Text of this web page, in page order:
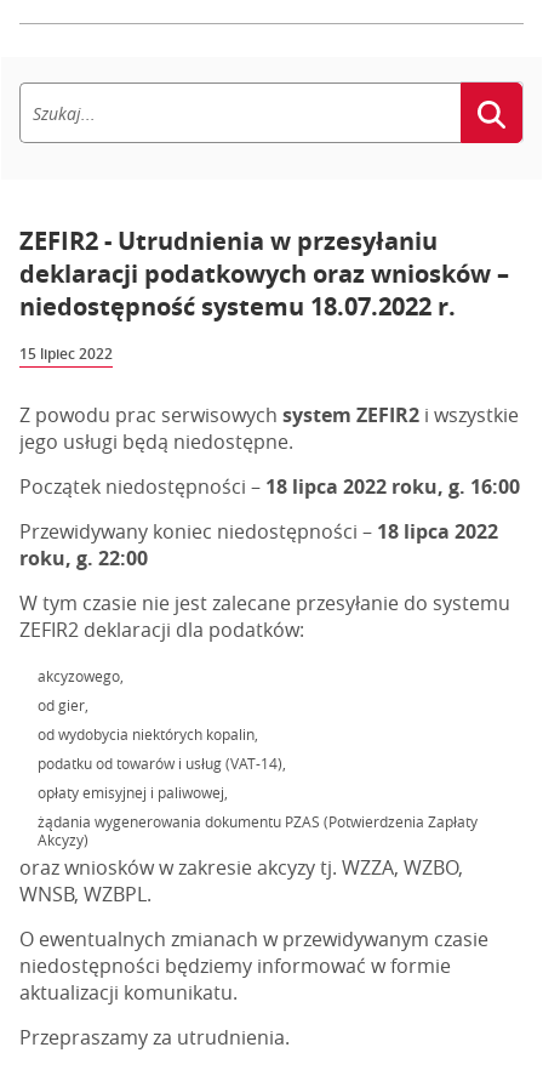
ZEFIR2 - Utrudnienia w przesyłaniu
deklaracji podatkowych oraz wniosków –
niedostępność systemu 18.07.2022 r.
15 lipiec 2022
Z powodu prac serwisowych system ZEFIR2 i wszystkie
jego usługi będą niedostępne.
Początek niedostępności – 18 lipca 2022 roku, g. 16:00
Przewidywany koniec niedostępności – 18 lipca 2022
roku, g. 22:00
W tym czasie nie jest zalecane przesyłanie do systemu
ZEFIR2 deklaracji dla podatków:
akcyzowego,
od gier,
od wydobycia niektórych kopalin,
podatku od towarów i usług (VAT-14),
opłaty emisyjnej i paliwowej,
żądania wygenerowania dokumentu PZAS (Potwierdzenia Zapłaty
Akcyzy)
oraz wniosków w zakresie akcyzy tj. WZZA, WZBO,
WNSB, WZBPL.
O ewentualnych zmianach w przewidywanym czasie
niedostępności będziemy informować w formie
aktualizacji komunikatu.
Przepraszamy za utrudnienia.